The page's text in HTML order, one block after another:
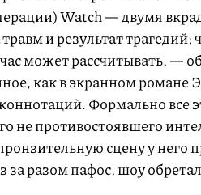
Watch — двумя
и результат трагедий;
может рассчитывать, —
как в экранном
Формально все
не противостоявшего
сцену у него
за разом пафос, шоу